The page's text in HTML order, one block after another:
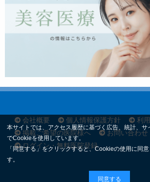
会社概要 個人情報保護方針
利
掲載ご希望の医院様へ
お問い合わせ
ログイン・無料医院登録
本サイトでは、アクセス履歴に基づく広告、統計、サ
でCookieを使用しています。
「同意する」をクリックすると、Cookieの使用に同
す。
同意する